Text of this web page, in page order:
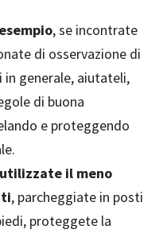
, se incontrate
di osservazione di
in generale, aiutateli,
di buona
e proteggendo
utilizzate il meno
, parcheggiate in posti
proteggete la